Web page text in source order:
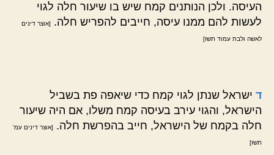
העיסה. ולכן הנותנים קמח שיש בו שיעור חלה לגוי
לעשות להם ממנו עיסה, חייבים להפריש חלה.
[אוצר דינים
לאשה ולבת עמוד תשז]
ד ישראל שנתן לגוי קמח כדי שיאפה פת בשביל
הישראל, והגוי עירב בעיסה קמח משלו, אם היה שיעור
חלה בקמח של הישראל, חייב בהפרשת חלה.
[אוצר דינים עמ'
תשז]